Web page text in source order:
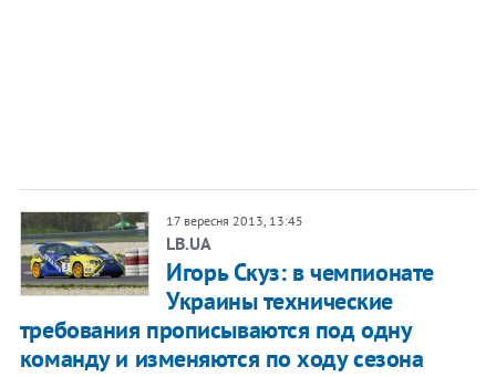
17 вересня 2013, 13:45
LB.UA
Игорь Скуз: в чемпионате
Украины технические
требования прописываются под одну
команду и изменяются по ходу сезона